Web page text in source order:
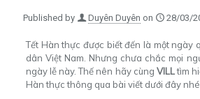
Published by Duyên Duyên on 28/03/
Tết Hàn thực được biết đến là một ngày
dân Việt Nam. Nhưng chưa chắc mọi
ngày lễ này. Thế nên hãy cùng VILLtìm
Hàn thực thông qua bài viết dưới đây